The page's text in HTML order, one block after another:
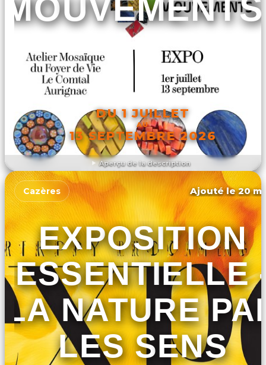
Aperçu de la description
DU 1 JUILLET
AU
13 SEPTEMBRE 2026
DÉCOUVRIR L'ÉVÉNEMENT
Cazères Ajouté le 20
EXPOSITION
ESSENTIELLE
LA NATURE
LES SENS